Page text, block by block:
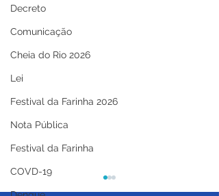
Decreto
Comunicação
Cheia do Rio 2026
Lei
Festival da Farinha 2026
Nota Pública
Festival da Farinha
COVD-19